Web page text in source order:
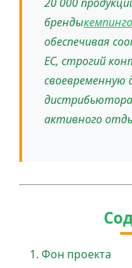
бренды
обеспечивая
ЕС, строгий
своевременную
активного
Фон проекта